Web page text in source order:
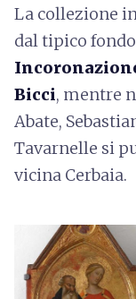
La collezione
dal tipico
Bicci, mentre
Abate,
Tavarnelle si
vicina Cerbaia.